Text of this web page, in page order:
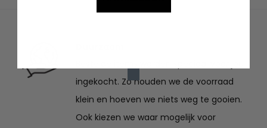
ingekocht. Zo houden we de voorraad
klein en hoeven we niets weg te gooien.
Ook kiezen we waar mogelijk voor